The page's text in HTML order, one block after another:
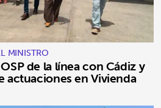
MINISTRO
de la línea con Cádiz y
en Vivienda